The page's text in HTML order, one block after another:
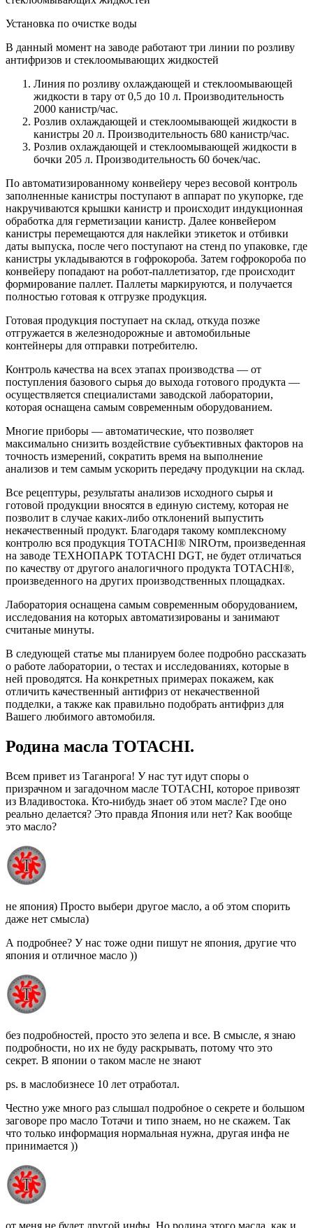
Установка по очистке воды
В данный момент на заводе работают три линии по розливу
антифризов и стеклоомывающих жидкостей
Линия по розливу охлаждающей и стеклоомывающей
жидкости в тару от 0,5 до 10 л. Производительность
2000 канистр/час.
Розлив охлаждающей и стеклоомывающей жидкости в
канистры 20 л. Производительность 680 канистр/час.
Розлив охлаждающей и стеклоомывающей жидкости в
бочки 205 л. Производительность 60 бочек/час.
По автоматизированному конвейеру через весовой контроль
заполненные канистры поступают в аппарат по укупорке, где
накручиваются крышки канистр и происходит индукционная
обработка для герметизации канистр. Далее конвейером
канистры перемещаются для наклейки этикеток и отбивки
даты выпуска, после чего поступают на стенд по упаковке, где
канистры укладываются в гофрокороба. Затем гофрокороба по
конвейеру попадают на робот-паллетизатор, где происходит
формирование паллет. Паллеты маркируются, и получается
полностью готовая к отгрузке продукция.
Готовая продукция поступает на склад, откуда позже
отгружается в железнодорожные и автомобильные
контейнеры для отправки потребителю.
Контроль качества на всех этапах производства — от
поступления базового сырья до выхода готового продукта —
осуществляется специалистами заводской лаборатории,
которая оснащена самым современным оборудованием.
Многие приборы — автоматические, что позволяет
максимально снизить воздействие субъективных факторов на
точность измерений, сократить время на выполнение
анализов и тем самым ускорить передачу продукции на склад.
Все рецептуры, результаты анализов исходного сырья и
готовой продукции вносятся в единую систему, которая не
позволит в случае каких-либо отклонений выпустить
некачественный продукт. Благодаря такому комплексному
контролю вся продукция TOTACHI® NIROтм, произведенная
на заводе ТЕХНОПАРК ТOTACHI DGT, не будет отличаться
по качеству от другого аналогичного продукта TOTACHI®,
произведенного на других производственных площадках.
Лаборатория оснащена самым современным оборудованием,
исследования на которых автоматизированы и занимают
считаные минуты.
В следующей статье мы планируем более подробно рассказать
о работе лаборатории, о тестах и исследованиях, которые в
ней проводятся. На конкретных примерах покажем, как
отличить качественный антифриз от некачественной
подделки, а также как правильно подобрать антифриз для
Вашего любимого автомобиля.
Родина масла TOTACHI.
Всем привет из Таганрога! У нас тут идут споры о
призрачном и загадочном масле TOTACHI, которое привозят
из Владивостока. Кто-нибудь знает об этом масле? Где оно
реально делается? Это правда Япония или нет? Как вообще
это масло?
не япония) Просто выбери другое масло, а об этом спорить
даже нет смысла)
А подробнее? У нас тоже одни пишут не япония, другие что
япония и отличное масло ))
без подробностей, просто это зелепа и все. В смысле, я знаю
подробности, но их не буду раскрывать, потому что это
секрет. В японии о таком масле не знают
ps. в маслобизнесе 10 лет отработал.
Честно уже много раз слышал подробное о секрете и большом
заговоре про масло Тотачи и типо знаем, но не скажем. Так
что только информация нормальная нужна, другая инфа не
принимается ))
от меня не будет другой инфы. Но родина этого масла, как и